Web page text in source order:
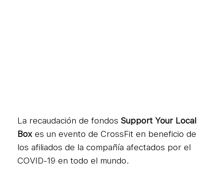
La recaudación de fondos Support Your Local
Box es un evento de CrossFit en beneficio de
los afiliados de la compañía afectados por el
COVID-19 en todo el mundo.